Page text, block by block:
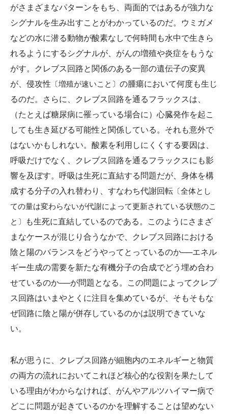
がさまざまなパターンをもち、両面的ではあるが強力な
シグナルを生み出すことがわかっているのだ。ウミガメ
などの水に潜る動物が酸素なしで何時間も水中で生きら
れるようにするシグナルが、がんの増殖や炎症をもうな
がす。クレブス回路と関係のある一部の遺伝子の変異
が、侵攻性 〔増殖が速いこと〕 の腫瘍において何度も生じ
るのだ。さらに、クレブス回路を通るフラックスは、
（たとえば糖尿病に罹っている場合に）心臓発作を起こ
しても生き延びる可能性と関係している。それも意外で
はないかもしれない。酸素を利用しにくくする要因は、
呼吸だけでなく、クレブス回路を通るフラックスにも影
響を及ぼす。呼吸は生死に直結する問題だが、身体を構
成する分子の入れ替わり、すなわち代謝回転 〔全体とし
ての量は変わらないが代謝によって更新されている状態のこ
と〕
も生死に直結しているのである。このようにさまざ
まなケースが混じり合うなかで、クレブス回路における
陰と陽のバランスをどうやってとっているのか──エネル
ギー生成の需要を新たな有機分子の合成でどう埋め合わ
せているのか──が問題となる。この問題によってクレブ
ス回路はいまやとくに注目を集めているが、そもそもな
ぜ回路に陰と陽が併存しているのかは説明できていな
い。
私が思うに、クレブス回路が細胞内のエネルギーと物質
の両方の流れにおいてこれほど核心的な役割を果たして
いる理由がわからなければ、がんやアルツハイマー病で
どこに問題が起きているのかを理解することは望めない